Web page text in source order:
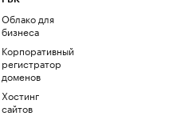
Облако для
бизнеса
Корпоративный
регистратор
доменов
Хостинг
сайтов